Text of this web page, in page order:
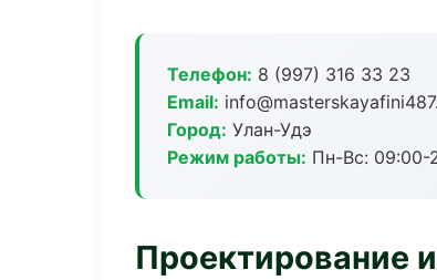
Телефон: 8 (997) 316 33 23
Email:
Город: Улан-Удэ
Режим работы: Пн-Вс: 09:00-
Проектирование